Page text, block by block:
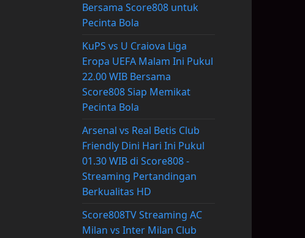
Bersama Score808 untuk
Pecinta Bola
KuPS vs U Craiova Liga
Eropa UEFA Malam Ini Pukul
22.00 WIB Bersama
Score808 Siap Memikat
Pecinta Bola
Arsenal vs Real Betis Club
Friendly Dini Hari Ini Pukul
01.30 WIB di Score808 -
Streaming Pertandingan
Berkualitas HD
Score808TV Streaming AC
Milan vs Inter Milan Club